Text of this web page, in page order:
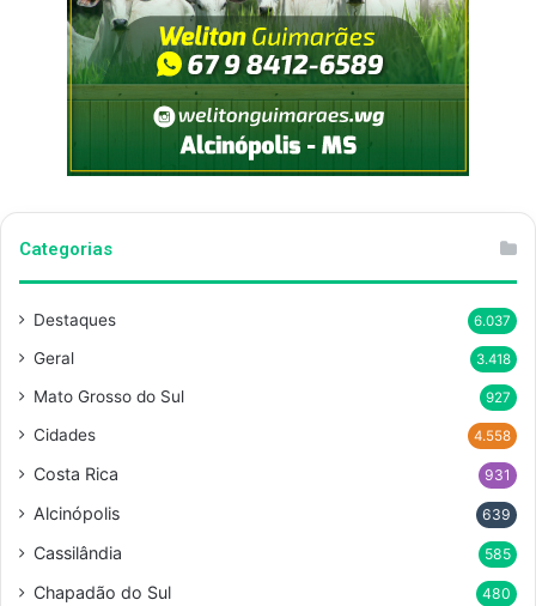
Categorias
Destaques 6.037
Geral 3.418
Mato Grosso do Sul 927
Cidades 4.558
Costa Rica 931
Alcinópolis 639
Cassilândia 585
Chapadão do Sul 480